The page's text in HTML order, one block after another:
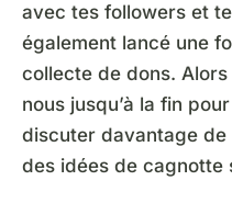
avec tes followers et
également lancé une
collecte de dons.
nous jusqu’à la fin
discuter davantage de
des idées de cagnotte